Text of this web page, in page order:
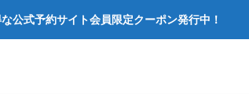
な公式予約サイト会員限定クーポン発行中！